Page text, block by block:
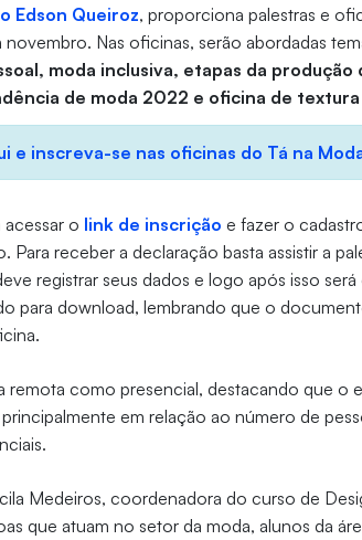
Edson Queiroz, proporciona palestras e
Nas oficinas, serão abordadas
moda inclusiva, etapas da produção
de moda 2022 e oficina de
e inscreva-se nas oficinas do Tá na
o link de inscrição e fazer o
receber a declaração basta assistir a
registrar seus dados e logo após isso
para download, lembrando que o
remota como presencial, destacando que o
em relação ao número de
Medeiros, coordenadora do curso de
que atuam no setor da moda, alunos da